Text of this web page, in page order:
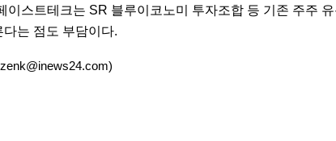
이스트테크는 SR 블루이코노미 투자조합 등 기존 주주
는 점도 부담이다.